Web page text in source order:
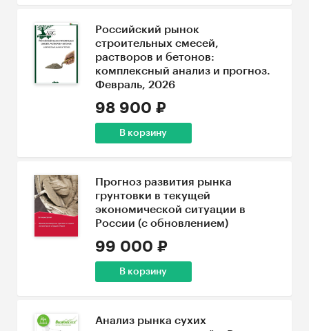
Российский рынок
строительных смесей,
растворов и бетонов:
комплексный анализ и прогноз.
Февраль, 2026
98 900 ₽
В корзину
Прогноз развития рынка
грунтовки в текущей
экономической ситуации в
России (с обновлением)
99 000 ₽
В корзину
Анализ рынка сухих